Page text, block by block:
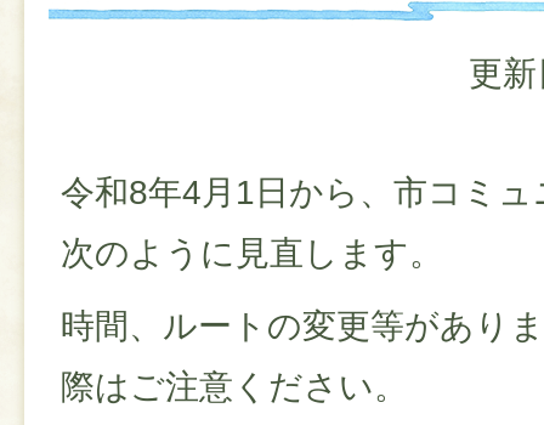
更
令和8年4月1日から、市コミ
次のように見直します。
時間、ルートの変更等があり
際はご注意ください。